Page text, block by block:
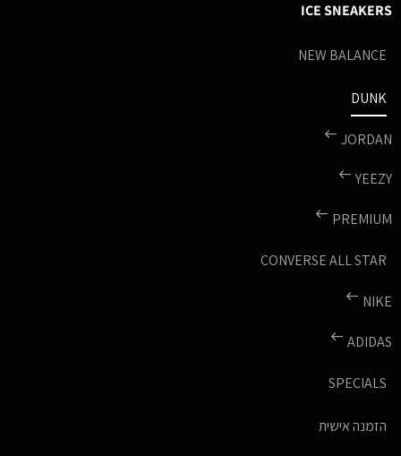
ICE SNEAKERS
NEW BALANCE
DUNK
JORDAN
YEEZY
PREMIUM
CONVERSE ALL STAR
NIKE
ADIDAS
SPECIALS
הזמנה אישית